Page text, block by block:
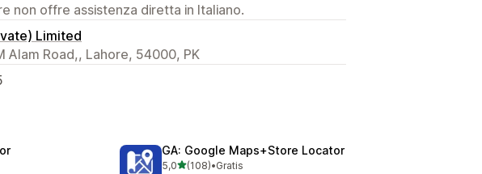
non offre assistenza diretta in Italiano.
Limited
Alam Road,, Lahore, 54000, PK
GA: Google Maps+Store Locator
5,0stelle su 5
(108)
108 recensioni totali
•Gratis